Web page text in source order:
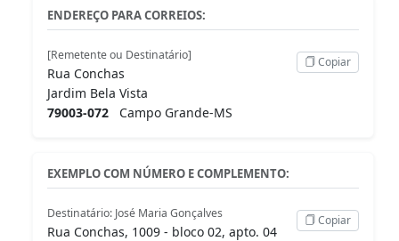
ENDEREÇO PARA CORREIOS:
[Remetente ou Destinatário]
Rua Conchas
Jardim Bela Vista
79003-072 Campo Grande-MS
Copiar
EXEMPLO COM NÚMERO E COMPLEMENTO:
Destinatário: José Maria Gonçalves
Rua Conchas, 1009 - bloco 02, apto. 04
Copiar